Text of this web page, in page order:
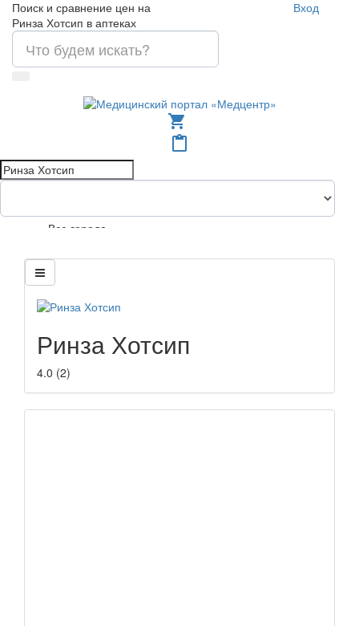
Поиск и сравнение цен на
Ринза Хотсип в аптеках
Вход
shopping_cart
content_paste
Все города
Ринза Хотсип
4.0 (2)